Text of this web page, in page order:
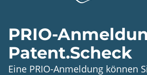
PRIO-
Patent.Scheck
Eine PRIO-Anmeldung können